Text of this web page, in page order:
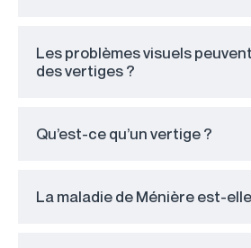
Les problèmes visuels
des vertiges ?
Qu’est-ce qu’un vertige ?
La maladie de Ménière est-